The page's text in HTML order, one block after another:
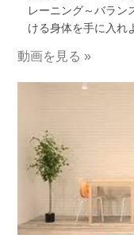
レーニング～バラン
ける身体を手に入れ
動画を見る »